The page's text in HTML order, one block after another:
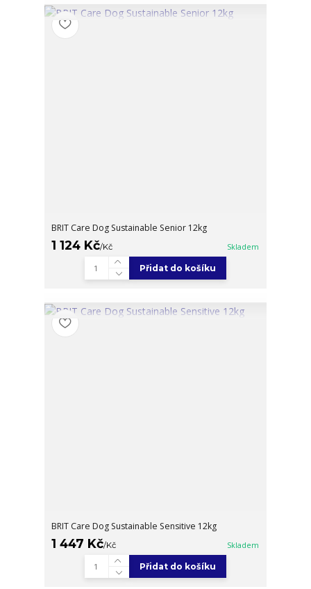
BRIT Care Dog Sustainable Senior 12kg
1 124 Kč/Kč Skladem
Přidat do košíku
BRIT Care Dog Sustainable Sensitive 12kg
1 447 Kč/Kč Skladem
Přidat do košíku